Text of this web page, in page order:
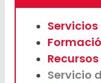
Servicios
Recursos
Servicio